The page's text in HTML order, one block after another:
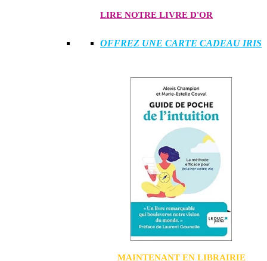
LIRE NOTRE LIVRE D'OR
OFFREZ UNE CARTE CADEAU IRIS
MAINTENANT EN LIBRAIRIE